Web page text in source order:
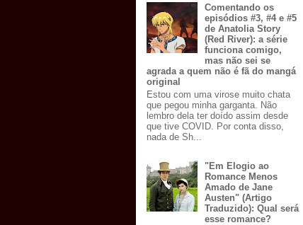
Comentando os
episódios #3, #4 e #5
de Anatolia Story
(Red River): a série
funciona comigo,
mas não sei se
agrada a quem não é fã do mangá
original
Estou com uma virose muito chata
que pegou minha garganta. Não
lembro dela ter doído assim desde
que tive COVID. Por conta disso,
nada de Sh...
"Em Elogio ao
Romance Menos
Amado de Jane
Austen" (Artigo
Traduzido): Qual será
esse romance?